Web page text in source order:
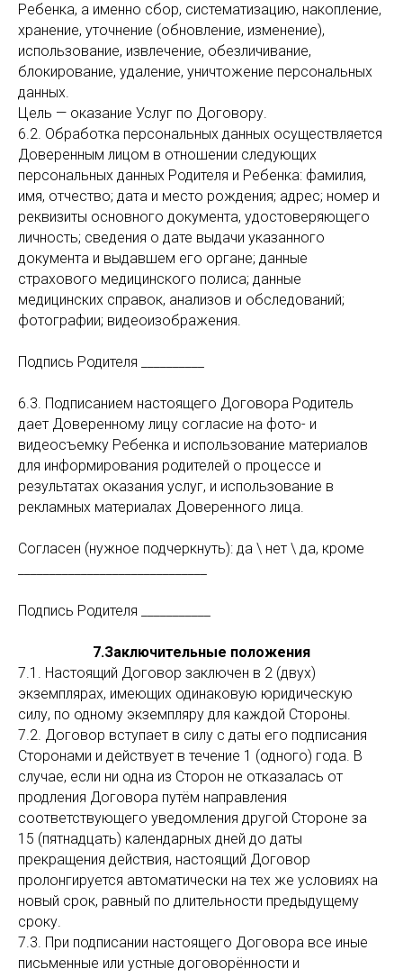
Ребенка, а именно сбор, систематизацию, накопление,
хранение, уточнение (обновление, изменение),
использование, извлечение, обезличивание,
блокирование, удаление, уничтожение персональных
данных.
Цель — оказание Услуг по Договору.
6.2. Обработка персональных данных осуществляется
Доверенным лицом в отношении следующих
персональных данных Родителя и Ребенка: фамилия,
имя, отчество; дата и место рождения; адрес; номер и
реквизиты основного документа, удостоверяющего
личность; сведения о дате выдачи указанного
документа и выдавшем его органе; данные
страхового медицинского полиса; данные
медицинских справок, анализов и обследований;
фотографии; видеоизображения.
Подпись Родителя __________
6.3. Подписанием настоящего Договора Родитель
дает Доверенному лицу согласие на фото- и
видеосъемку Ребенка и использование материалов
для информирования родителей о процессе и
результатах оказания услуг, и использование в
рекламных материалах Доверенного лица.
Согласен (нужное подчеркнуть): да \ нет \ да, кроме
Подпись Родителя ___________
7.Заключительные положения
7.1. Настоящий Договор заключен в 2 (двух)
экземплярах, имеющих одинаковую юридическую
силу, по одному экземпляру для каждой Стороны.
7.2. Договор вступает в силу с даты его подписания
Сторонами и действует в течение 1 (одного) года. В
случае, если ни одна из Сторон не отказалась от
продления Договора путём направления
соответствующего уведомления другой Стороне за
15 (пятнадцать) календарных дней до даты
прекращения действия, настоящий Договор
пролонгируется автоматически на тех же условиях на
новый срок, равный по длительности предыдущему
сроку.
7.3. При подписании настоящего Договора все иные
письменные или устные договорённости и